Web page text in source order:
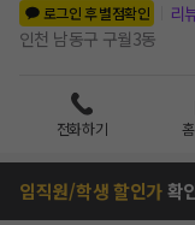
로그인 후 별점확인
리
인천 남동구 구월3동
전화하기
임직원/학생 할인가확